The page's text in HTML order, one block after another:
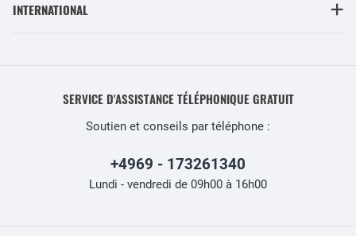
INTERNATIONAL
SERVICE D'ASSISTANCE TÉLÉPHONIQUE GRATUIT
Soutien et conseils par téléphone :
+4969 - 173261340
Lundi - vendredi de 09h00 à 16h00